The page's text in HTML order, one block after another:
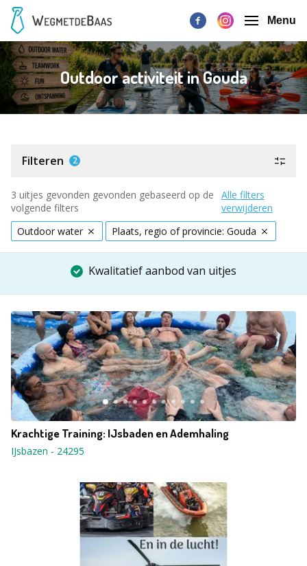
Menu
Outdoor activiteit in Gouda
Filteren 2
3 uitjes gevonden gevonden gebaseerd op de
volgende filters
Alle filters
verwijderen
Outdoor water
Plaats, regio of provincie: Gouda
Kwalitatief aanbod van uitjes
Krachtige Training: IJsbaden en Ademhaling
IJsbazen - 24295